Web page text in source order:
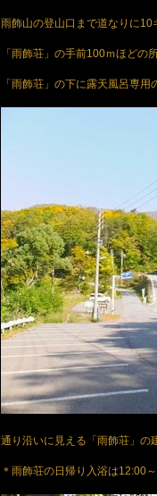
雨飾山の登山口まで道なりに10
「雨飾荘」の手前100ｍほどの
「雨飾荘」の下に露天風呂専用
通り沿いに見える「雨飾荘」の
＊雨飾荘の日帰り入浴は12:00